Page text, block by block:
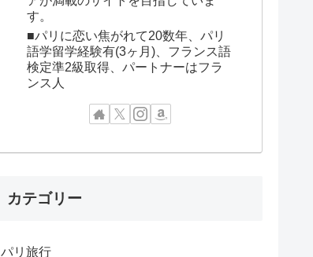
す。
■パリに恋い焦がれて20数年、パリ
語学留学経験有(3ヶ月)、フランス語
検定準2級取得、パートナーはフラ
ンス人
カテゴリー
パリ旅行